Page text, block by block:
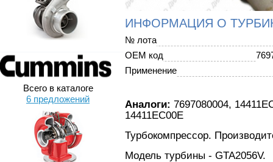
Всего в каталоге
6 предложений
ИНФОРМАЦИЯ О
№ лота
OEM код
Применение
Аналоги: 7697080004,
14411EC00E
Турбокомпрессор.
Модель турбины - GTA2056V.